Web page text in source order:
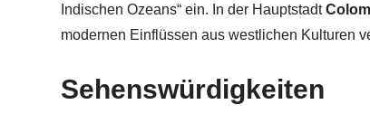
Indischen Ozeans“ ein. In der Hauptstadt
modernen Einflüssen aus westlichen Kulturen
Sehenswürdigkeiten